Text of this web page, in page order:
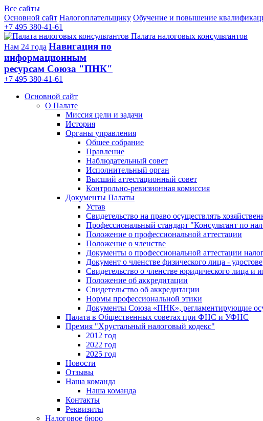
Все сайты
Основной сайт Налогоплательщику Обучение и повышение
+7 495 380-41-61
Палата налоговых консультантов
Нам 24 года Навигация по
информационным
ресурсам Союза "ПНК"
+7 495 380‑41‑61
Основной сайт
О Палате
Миссия цели и задачи
История
Органы управления
Общее собрание
Правление
Наблюдательный совет
Исполнительный орган
Высший аттестационный совет
Контрольно-ревизионная комиссия
Документы Палаты
Устав
Свидетельство на право осуществлять
Профессиональный стандарт "Консультант по
Положение о профессиональной аттестации
Положение о членстве
Документы о профессиональной аттестации
Документ о членстве физического лица -
Свидетельство о членстве юридического лица и
Положение об аккредитации
Свидетельство об аккредитации
Нормы профессиональной этики
Документы Союза «ПНК», регламентирующие
Палата в Общественных советах при ФНС и УФНС
Премия "Хрустальный налоговый кодекс"
2012 год
2022 год
2025 год
Новости
Отзывы
Наша команда
Наша команда
Контакты
Реквизиты
Налоговое бюро